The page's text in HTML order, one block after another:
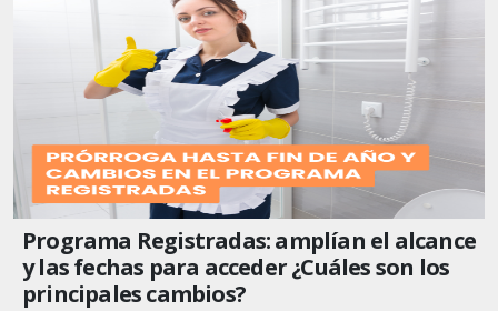
Programa Registradas: amplían el alcance
y las fechas para acceder ¿Cuáles son los
principales cambios?